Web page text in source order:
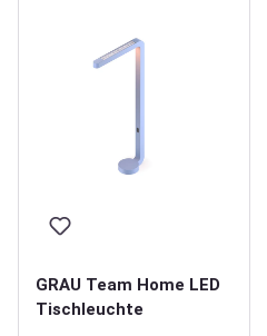
GRAU Team Home LED
Tischleuchte